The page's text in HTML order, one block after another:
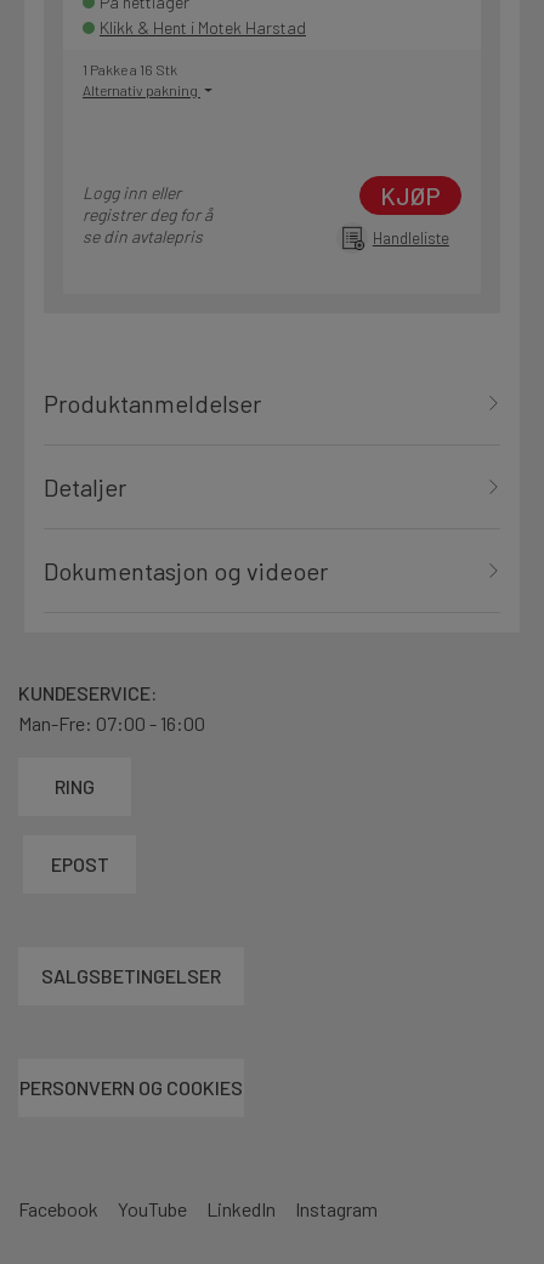
Klikk & Hent i Motek Harstad
1 Pakke a 16 Stk
Alternativ pakning
Logg inn eller
registrer deg for å
se din avtalepris
KJØP
Handleliste
Produktanmeldelser
Detaljer
Dokumentasjon og videoer
Facebook YouTube LinkedIn Instagram
KUNDESERVICE:
Man-Fre: 07:00 - 16:00
RING
EPOST
SALGSBETINGELSER
PERSONVERN OG COOKIES